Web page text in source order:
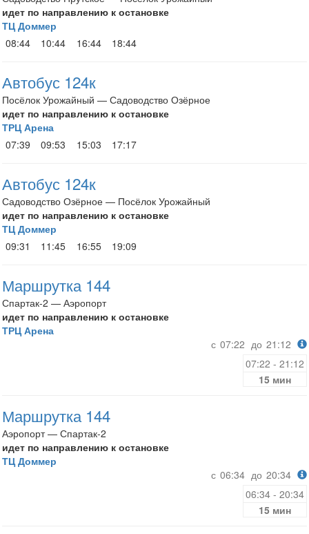
идет по направлению к остановке
ТЦ Доммер
08:44
10:44 16:44 18:44
Автобус 124к
Посёлок Урожайный — Садоводство Озёрное
идет по направлению к остановке
ТРЦ Арена
07:39
09:53 15:03 17:17
Автобус 124к
Садоводство Озёрное — Посёлок Урожайный
идет по направлению к остановке
ТЦ Доммер
09:31
11:45 16:55 19:09
Маршрутка 144
Спартак-2 — Аэропорт
идет по направлению к остановке
ТРЦ Арена
с 07:22 до 21:12
07:22 - 21:12
15 мин
Маршрутка 144
Аэропорт — Спартак-2
идет по направлению к остановке
ТЦ Доммер
с 06:34 до 20:34
06:34 - 20:34
15 мин